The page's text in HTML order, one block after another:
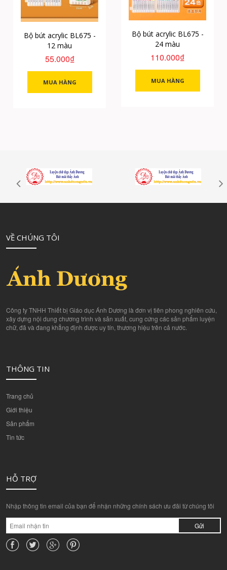
Bộ bút acrylic BL675 -
12 màu
55.000₫
MUA HÀNG
Bộ bút acrylic BL675 -
24 màu
110.000₫
MUA HÀNG
VỀ CHÚNG TÔI
Công ty TNHH Thiết bị Giáo dục Ánh Dương là đơn vị tiên phong nghiên cứu,
xây dựng nội dung chương trình và sản xuất, cung cứng các sản phẩm luyện
chữ, đã và đang khẳng định được uy tín, thương hiệu trên cả nước.
THÔNG TIN
Trang chủ
Giới thiệu
Sản phẩm
Tin tức
HỖ TRỢ
Nhập thông tin email của bạn để nhận những chính sách ưu đãi từ chúng tôi
Gửi